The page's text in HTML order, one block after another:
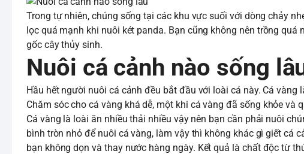
Trong tự nhiên, chúng sống tại các khu vực suối với dòng chảy
lọc quá mạnh khi nuôi két panda. Bạn cũng không nên trồng
gốc cây thủy sinh.
Nuôi cá cảnh nào sống
Hầu hết người nuôi cá cảnh đều bắt đầu với loài cá này. Cá
Chăm sóc cho cá vàng khá dễ, một khi cá vàng đã sống khỏe và
Cá vàng là loài ăn nhiều thải nhiều vậy nên bạn cần phải nuôi
bình tròn nhỏ để nuôi cá vàng, làm vậy thì không khác gì giết cá
bạn không dọn và thay nước hàng ngày. Kết quả là chất độc từ